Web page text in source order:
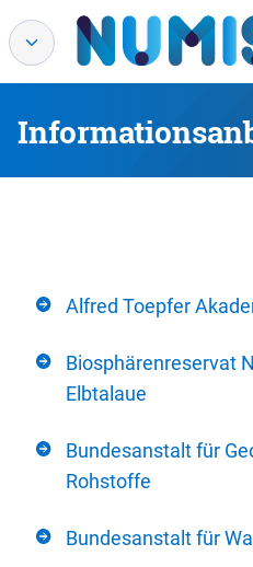
Alfred Toepfer
Biosphärenreservat
Elbtalaue
Bundesanstalt für
Rohstoffe
Bundesanstalt für